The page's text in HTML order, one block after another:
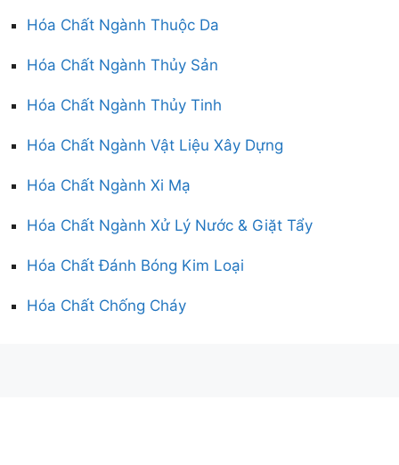
Hóa Chất Ngành Thuộc Da
Hóa Chất Ngành Thủy Sản
Hóa Chất Ngành Thủy Tinh
Hóa Chất Ngành Vật Liệu Xây Dựng
Hóa Chất Ngành Xi Mạ
Hóa Chất Ngành Xử Lý Nước & Giặt Tẩy
Hóa Chất Đánh Bóng Kim Loại
Hóa Chất Chống Cháy